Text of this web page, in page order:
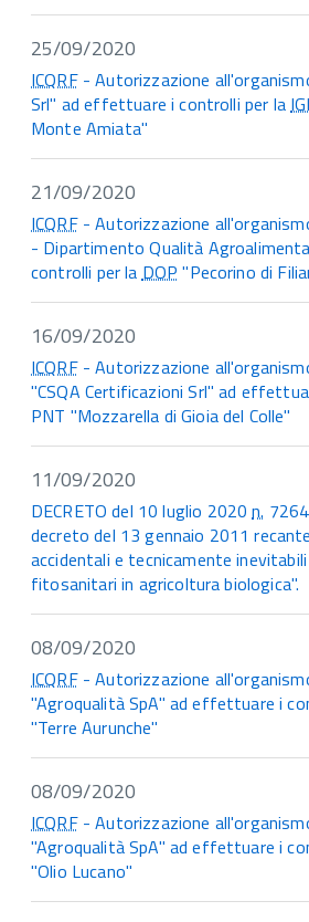
25/09/2020
ICQRF- Autorizzazione
Srl" ad effettuare i controlli per la
Monte Amiata"
21/09/2020
ICQRF- Autorizzazione
- Dipartimento Qualità
controlli per laDOP "Pecorino di
16/09/2020
ICQRF- Autorizzazione
"CSQA Certificazioni Srl" ad
PNT "Mozzarella di Gioia del Colle"
11/09/2020
DECRETO del 10 luglio 2020n.
decreto del 13 gennaio 2011
accidentali e tecnicamente
fitosanitari in agricoltura biologica".
08/09/2020
ICQRF- Autorizzazione
"Agroqualità SpA" ad effettuare i
"Terre Aurunche"
08/09/2020
ICQRF- Autorizzazione
"Agroqualità SpA" ad effettuare i
"Olio Lucano"